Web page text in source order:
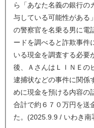
ら「あなた名義の銀行の
与している可能性がある
の警察官を名乗る男に電
ードを調べると詐欺事件
いる現金を調査する必要
後、ＡさんはＬＩＮＥの
逮捕状などの事件に関係
めに現金を預ける内容の
合計で約６７０万円を送
た。(2025.9.9 / いわき南